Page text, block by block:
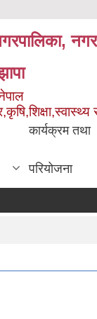
कार्यक्रम तथा
परियोजना